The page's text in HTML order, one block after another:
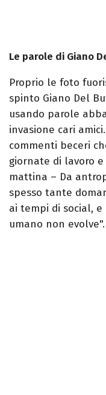
Le parole di Giano
Proprio le foto
spinto Giano Del
usando parole
invasione cari
commenti beceri
giornate di lavoro
mattina – Da
spesso tante
ai tempi di social, e
umano non evolve".